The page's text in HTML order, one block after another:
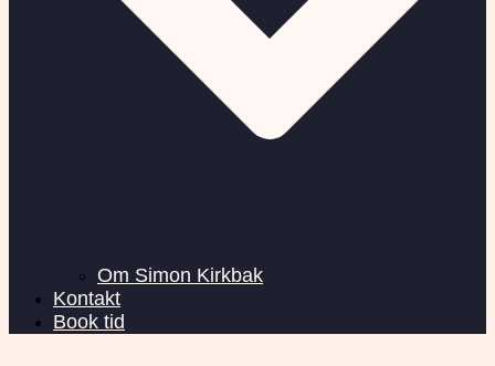
Om Simon Kirkbak
Kontakt
Book tid